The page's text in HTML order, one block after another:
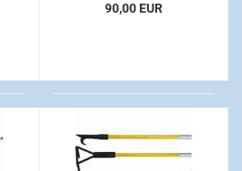
90,00 EUR